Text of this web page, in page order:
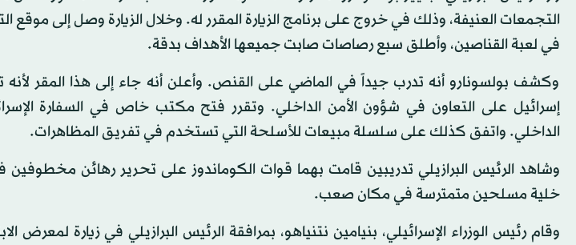
التجمعات العنيفة، وذلك في خروج على برنامج الزيارة المقرر له. وخلال الزيارة وصل إلى
في لعبة القناصين، وأطلق سبع رصاصات صابت جميعها الأهداف بدقة.
وكشف بولسونارو أنه تدرب جيداً في الماضي على القنص. وأعلن أنه جاء إلى هذا المقر
إسرائيل على التعاون في شؤون الأمن الداخلي. وتقرر فتح مكتب خاص في السفارة
الداخلي. واتفق كذلك على سلسلة مبيعات للأسلحة التي تستخدم في تفريق المظاهرات.
وشاهد الرئيس البرازيلي تدريبين قامت بهما قوات الكوماندوز على تحرير رهائن
خلية مسلحين متمترسة في مكان صعب.
وقام رئيس الوزراء الإسرائيلي، بنيامين نتنياهو، بمرافقة الرئيس البرازيلي في زيارة لمعرض